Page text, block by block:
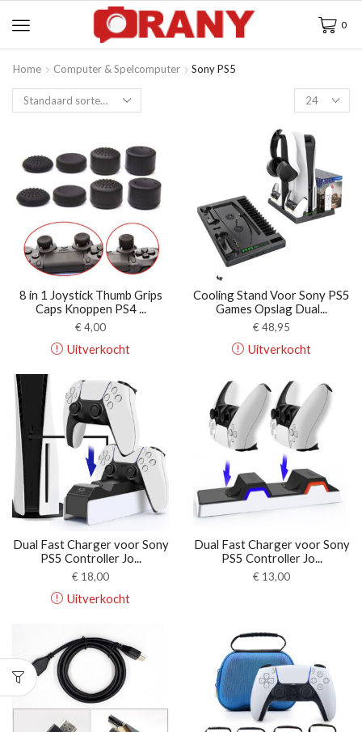
0
Home Computer & Spelcomputer Sony PS5
8 in 1 Joystick Thumb Grips
Caps Knoppen PS4 ...
€4,00
Uitverkocht
Cooling Stand Voor Sony PS5
Games Opslag Dual...
€48,95
Uitverkocht
Dual Fast Charger voor Sony
PS5 Controller Jo...
€ 18,00
Uitverkocht
Dual Fast Charger voor Sony
PS5 Controller Jo...
€ 13,00